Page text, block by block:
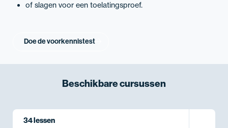
of slagen voor een toelatingsproef.
Doe de voorkennistest
Beschikbarecursussen
34 lessen